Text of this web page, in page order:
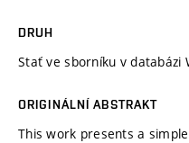
DRUH
Stať ve sborníku v databázi
ORIGINÁLNÍ ABSTRAKT
This work presents a